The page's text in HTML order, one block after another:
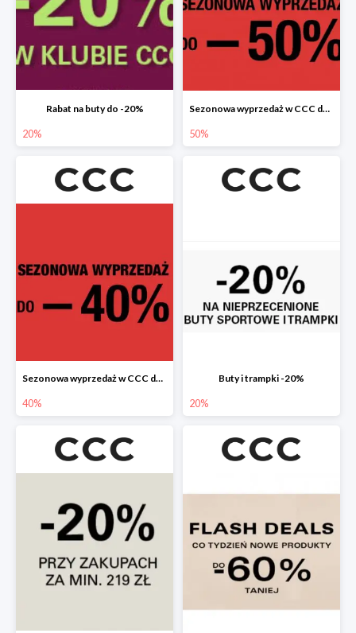
Rabat na buty do -20%
20%
Sezonowa wyprzedaż w CCC do -50%
50%
Sezonowa wyprzedaż w CCC do -40%
40%
Buty i trampki -20%
20%